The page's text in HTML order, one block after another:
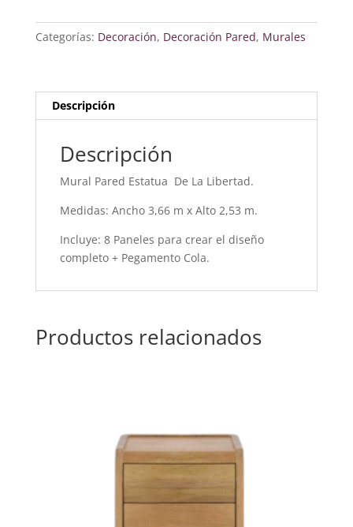
Libertad
Categorías: Decoración, Decoración Pared, Murales
Descripción
Descripción
Mural Pared Estatua De La Libertad.
Medidas: Ancho 3,66 m x Alto 2,53 m.
Incluye: 8 Paneles para crear el diseño
completo + Pegamento Cola.
Productos relacionados